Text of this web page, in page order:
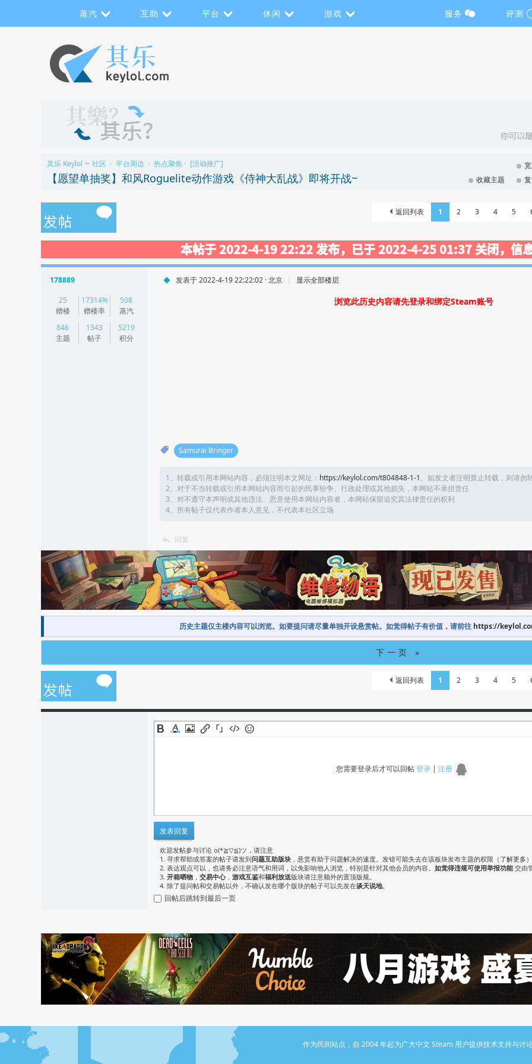
蒸汽 互助 平台 休闲 游戏 服务 评测
其乐 Keylol >> 社区 › 平台周边 › 热点聚焦 › [活动推广]
【愿望单抽奖】和风Roguelite动作游戏《侍神大乱战》即将开战~
收藏主题
1 2 3 4 5
返回列表
本帖于 2022-4-19 22:22 发布，已于 2022-4-25 01:37 关闭，信
178889
25
赠楼
17314%
赠楼率
508
蒸汽
846
主题
1343
帖子
5219
积分
发表于 2022-4-19 22:22:02 · 北京 |
显示全部楼层
浏览此历史内容请先登录和绑定Steam账号
Samurai Bringer
1、转载或引用本网站内容，必须注明本文网址： https://keylol.com/t804848-1-1。如发文者注明禁止转载，则请勿
2、对于不当转载或引用本网站内容而引起的民事纷争、行政处理或其他损失，本网站不承担责任
3、对不遵守本声明或其他违法、恶意使用本网站内容者，本网站保留追究其法律责任的权利
4、所有帖子仅代表作者本人意见，不代表本社区立场
回复
历史主题仅主楼内容可以浏览。如要提问请尽量单独开设悬赏帖。如觉得帖子有价值，请前往 https://
下一页 »
1 2 3 4 5
返回列表
您需要登录后才可以回帖登录| 注册
发表回复
欢迎发帖参与讨论 o(*≧▽≦)ツ，请注意
1. 寻求帮助或答案的帖子请发到问题互助版块 ，悬赏有助于问题解决的速度。发错可能失去在该板块发布主题的权限（ 了解更多 ）
2. 表达观点可以，也请务必注意语气和用词，以免影响他人浏览，特别是针对其他会员的内容。 如觉得违规可使用举报功能 交由
3. 开箱晒物 ， 交易中心， 游戏互鉴和福利放送版块请注意额外的置顶版规。
4. 除了提问帖和交易帖以外，不确认发在哪个版块的帖子可以先发在谈天说地。
回帖后跳转到最后一页
作为民间站点，自 2004 年起为广大中文 Steam 用户提供技术支持与讨